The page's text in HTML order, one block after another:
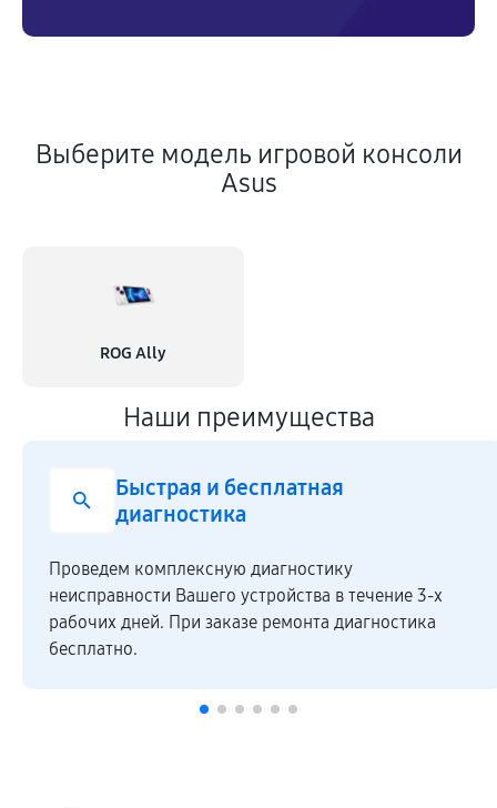
Выберите модель игровой консоли
Asus
ROG Ally
Наши преимущества
Быстрая и бесплатная
диагностика
Проведем комплексную диагностику
неисправности Вашего устройства в течение 3-х
рабочих дней. При заказе ремонта диагностика
бесплатно.